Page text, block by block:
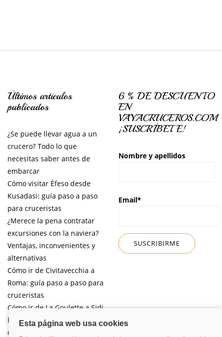
Últimos artículos
publicados
¿Se puede llevar agua a un
crucero? Todo lo que
necesitas saber antes de
embarcar
Cómo visitar Éfeso desde
Kusadasi: guía paso a paso
para cruceristas
¿Merece la pena contratar
excursiones con la naviera?
Ventajas, inconvenientes y
alternativas
Cómo ir de Civitavecchia a
Roma: guía paso a paso para
cruceristas
Cómo ir de La Goulette a Sidi
Bou Said por libre desde tu
crucero
6 % DE DESCUENTO
EN
VAYACRUCEROS.COM
¡SUSCRÍBETE!
Nombre y apellidos
Email*